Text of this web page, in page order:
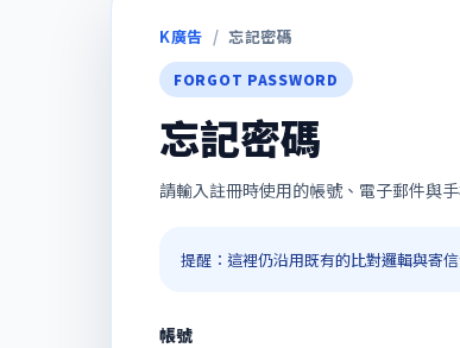
K廣告 / 忘記密碼
FORGOT PASSWORD
忘記密碼
請輸入註冊時使用的帳號、電子郵件與
提醒：這裡仍沿用既有的比對邏輯與寄
帳號